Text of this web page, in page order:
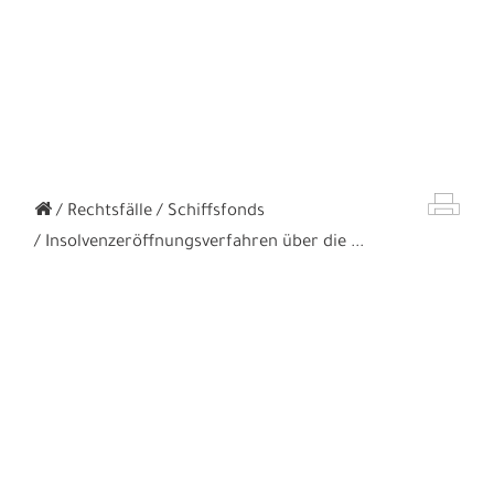
Rechtsfälle
Schiffsfonds
Insolvenzeröffnungsverfahren über die ...